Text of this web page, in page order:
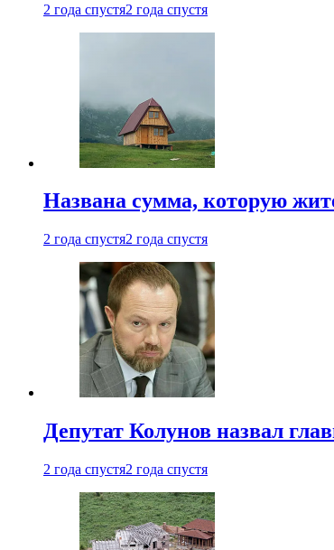
2 года спустя2 года спустя
Названа сумма, которую
2 года спустя2 года спустя
Депутат Колунов назвал
2 года спустя2 года спустя